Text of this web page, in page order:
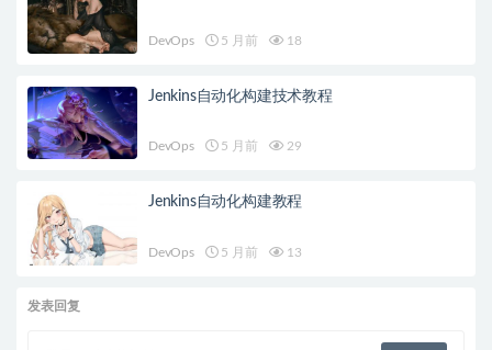
DevOps 5 月前 18
Jenkins自动化构建技术教程
DevOps 5 月前 29
Jenkins自动化构建教程
DevOps 5 月前 13
发表回复